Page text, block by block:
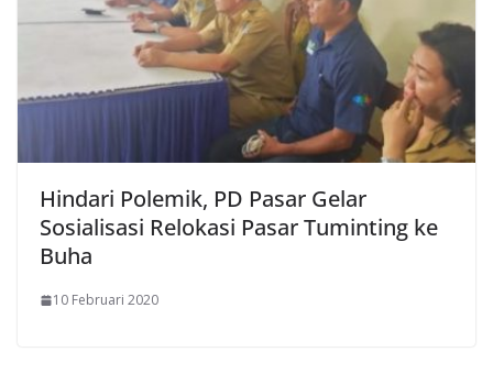
Hindari Polemik, PD Pasar Gelar
Sosialisasi Relokasi Pasar Tuminting ke
Buha
10 Februari 2020